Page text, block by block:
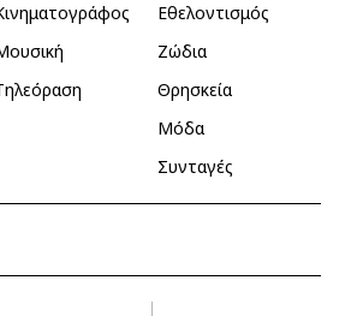
Εθελοντισμός
Ζώδια
Θρησκεία
Μόδα
Συνταγές